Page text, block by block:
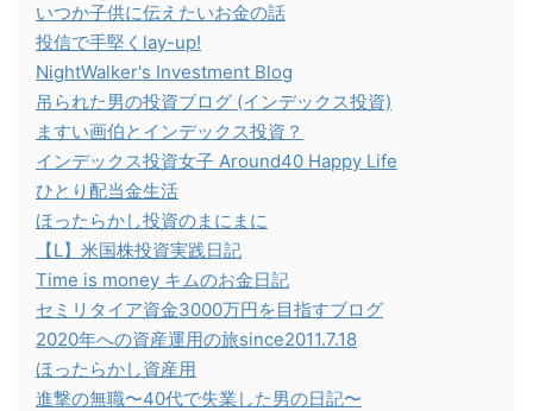
いつか子供に伝えたいお金の話
投信で手堅くlay-up!
NightWalker's Investment Blog
吊られた男の投資ブログ (インデックス投資)
ますい画伯とインデックス投資？
インデックス投資女子 Around40 Happy Life
ひとり配当金生活
ほったらかし投資のまにまに
【L】米国株投資実践日記
Time is money キムのお金日記
セミリタイア資金3000万円を目指すブログ
2020年への資産運用の旅since2011.7.18
ほったらかし資産用
進撃の無職〜40代で失業した男の日記〜